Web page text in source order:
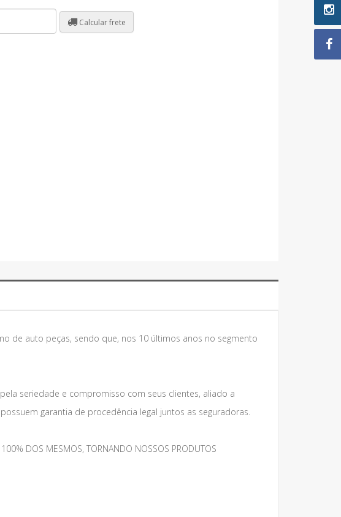
Calcular frete
de auto peças, sendo que, nos 10 últimos anos no segmento
seriedade e compromisso com seus clientes, aliado a
garantia de procedência legal juntos as seguradoras.
DOS MESMOS, TORNANDO NOSSOS PRODUTOS